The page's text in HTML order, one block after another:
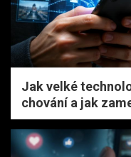
Jak velké
chování a jak